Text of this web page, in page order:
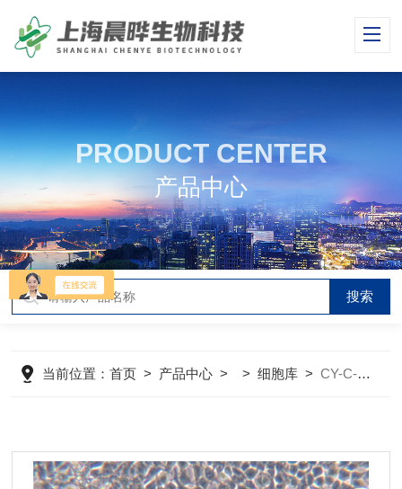
PRODUCT CENTER
产品中心
当前位置：首页 > 产品中心 > >细胞库 >CY-C-H0444人甲状腺癌细胞TTA1